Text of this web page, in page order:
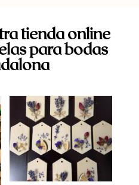
tienda online
para bodas